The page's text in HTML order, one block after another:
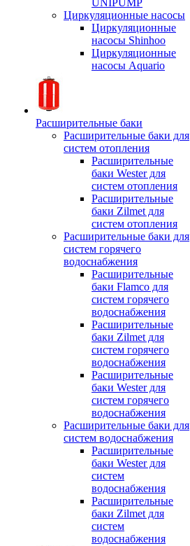
UNIPUMP
Циркуляционные насосы
Циркуляционные
насосы Shinhoo
Циркуляционные
насосы Aquario
Расширительные баки
Расширительные баки для
систем отопления
Расширительные
баки Wester для
систем отопления
Расширительные
баки Zilmet для
систем отопления
Расширительные баки для
систем горячего
водоснабжения
Расширительные
баки Flamco для
систем горячего
водоснабжения
Расширительные
баки Zilmet для
систем горячего
водоснабжения
Расширительные
баки Wester для
систем горячего
водоснабжения
Расширительные баки для
систем водоснабжения
Расширительные
баки Wester для
систем
водоснабжения
Расширительные
баки Zilmet для
систем
водоснабжения